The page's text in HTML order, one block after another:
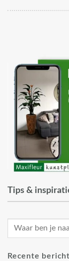
Tips &
Recente